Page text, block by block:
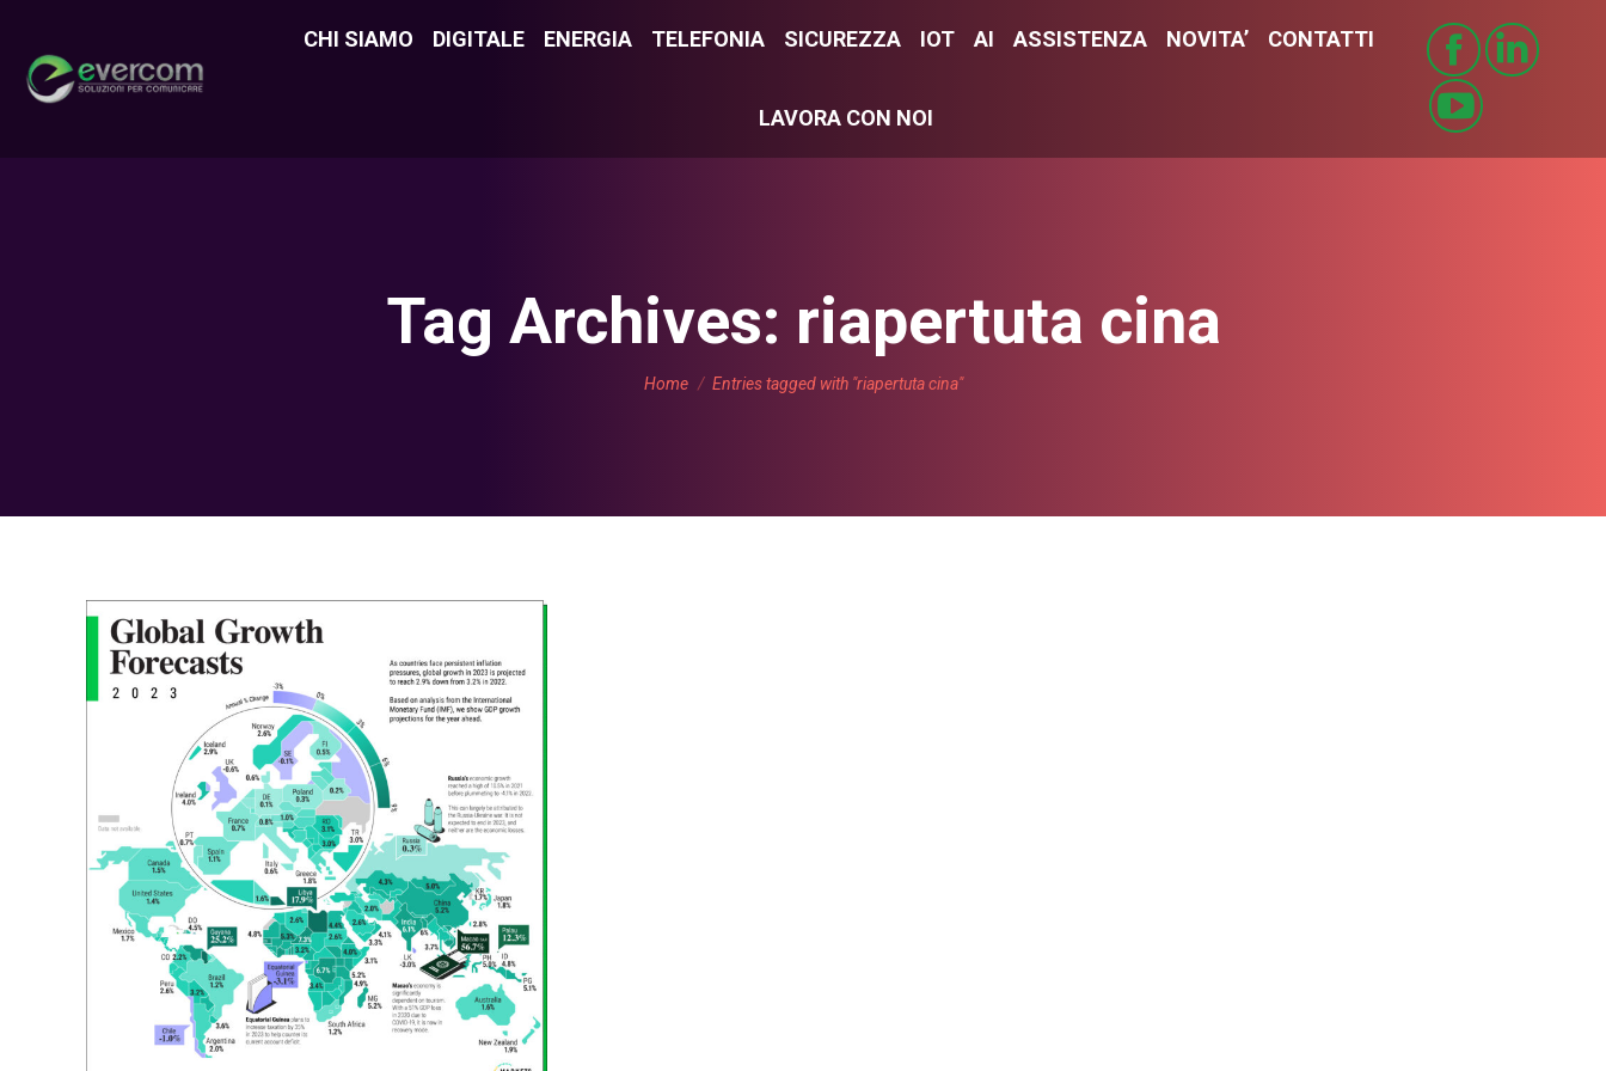
CHI SIAMO DIGITALE ENERGIA TELEFONIA SICUREZZA IOT AI ASSISTENZA NOVITA’ CONTATTI
LAVORA CON NOI
Tag Archives: riapertuta cina
You are here:
Home Entries tagged with "riapertuta cina"
CHI SIAMO DIGITALE ENERGIA TELEFONIA SICUREZZA IOT AI ASSISTENZA NOVITA’ CONTATTI
LAVORA CON NOI